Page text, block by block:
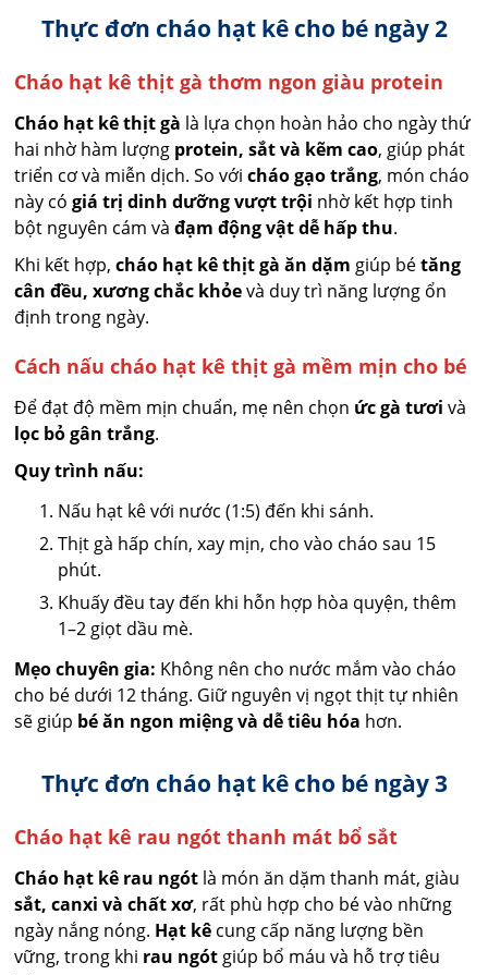
Thực đơn cháo hạt kê cho bé ngày 2
Cháo hạt kê thịt gà thơm ngon giàu protein
Cháo hạt kê thịt gà là lựa chọn hoàn hảo cho ngày thứ
hai nhờ hàm lượng protein, sắt và kẽm cao, giúp phát
triển cơ và miễn dịch. So vớicháo gạo trắng, món cháo
này cógiá trị dinh dưỡng vượt trội nhờ kết hợp tinh
bột nguyên cám vàđạm động vật dễ hấp thu.
Khi kết hợp,cháo hạt kê thịt gà ăn dặm giúp bétăng
cân đều, xương chắc khỏevà duy trì năng lượng ổn
định trong ngày.
Cách nấu cháo hạt kê thịt gà mềm mịn cho bé
Để đạt độ mềm mịn chuẩn, mẹ nên chọn ức gà tươi và
lọc bỏ gân trắng.
Quy trình nấu:
Nấu hạt kê với nước (1:5) đến khi sánh.
Thịt gà hấp chín, xay mịn, cho vào cháo sau 15
phút.
Khuấy đều tay đến khi hỗn hợp hòa quyện, thêm
1–2 giọt dầu mè.
Mẹo chuyên gia: Không nên cho nước mắm vào cháo
cho bé dưới 12 tháng. Giữ nguyên vị ngọt thịt tự nhiên
sẽ giúp bé ăn ngon miệng và dễ tiêu hóa hơn.
Thực đơn cháo hạt kê cho bé ngày 3
Cháo hạt kê rau ngót thanh mát bổ sắt
Cháo hạt kê rau ngót là món ăn dặm thanh mát, giàu
sắt, canxi và chất xơ, rất phù hợp cho bé vào những
ngày nắng nóng. Hạt kê cung cấp năng lượng bền
vững, trong khi rau ngót giúp bổ máu và hỗ trợ tiêu